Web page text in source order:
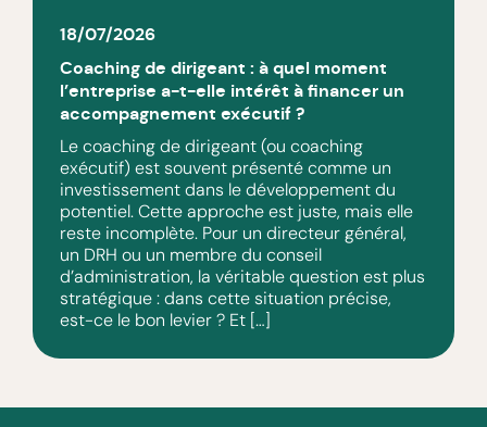
18/07/2026
Coaching de dirigeant : à quel moment
l’entreprise a-t-elle intérêt à financer un
accompagnement exécutif ?
Le coaching de dirigeant (ou coaching
exécutif) est souvent présenté comme un
investissement dans le développement du
potentiel. Cette approche est juste, mais elle
reste incomplète. Pour un directeur général,
un DRH ou un membre du conseil
d’administration, la véritable question est plus
stratégique : dans cette situation précise,
est-ce le bon levier ? Et […]